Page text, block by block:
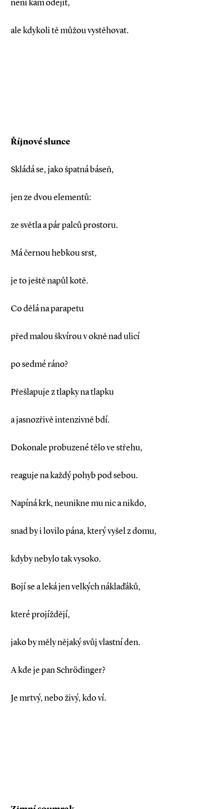
není kam odejít,
ale kdykoli tě můžou vystěhovat.
Říjnové slunce
Skládá se, jako špatná báseň,
jen ze dvou elementů:
ze světla a pár palců prostoru.
Má černou hebkou srst,
je to ještě napůl kotě.
Co dělá na parapetu
před malou škvírou v okně nad ulicí
po sedmé ráno?
Přešlapuje z tlapky na tlapku
a jasnozřivě intenzivně bdí.
Dokonale probuzené tělo ve střehu,
reaguje na každý pohyb pod sebou.
Napíná krk, neunikne mu nic a nikdo,
snad by i lovilo pána, který vyšel z domu,
kdyby nebylo tak vysoko.
Bojí se a leká jen velkých náklaďáků,
které projíždějí,
jako by měly nějaký svůj vlastní den.
A kde je pan Schrödinger?
Je mrtvý, nebo živý, kdo ví.